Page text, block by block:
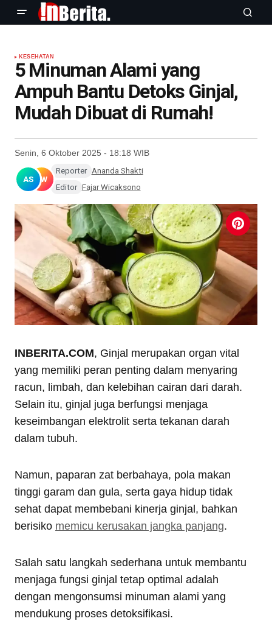
KESEHATAN
5 Minuman Alami yang
Ampuh Bantu Detoks Ginjal,
Mudah Dibuat di Rumah!
Senin, 6 Oktober 2025 - 18:18 WIB
AS FW
Reporter Ananda Shakti
Editor Fajar Wicaksono
INBERITA.COM, Ginjal merupakan organ vital
yang memiliki peran penting dalam menyaring
racun, limbah, dan kelebihan cairan dari darah.
Selain itu, ginjal juga berfungsi menjaga
keseimbangan elektrolit serta tekanan darah
dalam tubuh.
Namun, paparan zat berbahaya, pola makan
tinggi garam dan gula, serta gaya hidup tidak
sehat dapat membebani kinerja ginjal, bahkan
berisiko memicu kerusakan jangka panjang.
Salah satu langkah sederhana untuk membantu
menjaga fungsi ginjal tetap optimal adalah
dengan mengonsumsi minuman alami yang
mendukung proses detoksifikasi.